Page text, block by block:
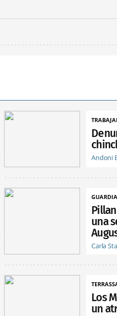
Andoni
una
Carla
Los
un